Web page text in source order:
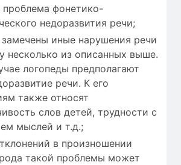
фонетико-
недоразвития речи;
замечены иные нарушения речи
несколько из описанных выше.
логопеды предполагают
речи. К его
также относят
слов детей, трудности с
мыслей и т.д.;
в произношении
такой проблемы может